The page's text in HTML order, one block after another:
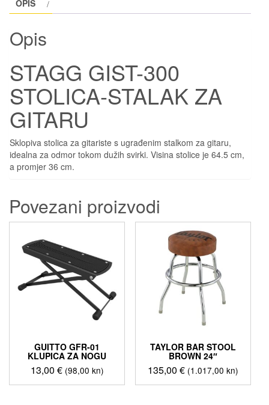
GITARU
OPIS
Opis
STAGG GIST-300
STOLICA-STALAK ZA
GITARU
Sklopiva stolica za gitariste s ugrađenim stalkom za gitaru,
idealna za odmor tokom dužih svirki. Visina stolice je 64.5 cm,
a promjer 36 cm.
Povezani proizvodi
GUITTO GFR-01
KLUPICA ZA NOGU
13,00 € (98,00 kn)
TAYLOR BAR STOOL
BROWN 24″
135,00 € (1.017,00 kn)